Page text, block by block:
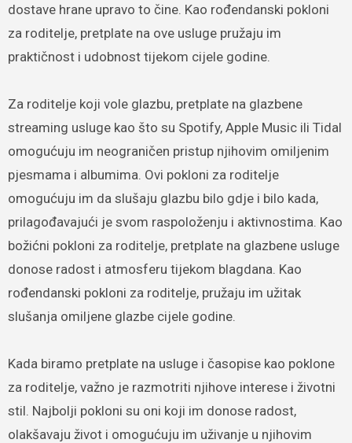
dostave hrane upravo to čine. Kao rođendanski pokloni
za roditelje, pretplate na ove usluge pružaju im
praktičnost i udobnost tijekom cijele godine.
Za roditelje koji vole glazbu, pretplate na glazbene
streaming usluge kao što su Spotify, Apple Music ili Tidal
omogućuju im neograničen pristup njihovim omiljenim
pjesmama i albumima. Ovi pokloni za roditelje
omogućuju im da slušaju glazbu bilo gdje i bilo kada,
prilagođavajući je svom raspoloženju i aktivnostima. Kao
božićni pokloni za roditelje, pretplate na glazbene usluge
donose radost i atmosferu tijekom blagdana. Kao
rođendanski pokloni za roditelje, pružaju im užitak
slušanja omiljene glazbe cijele godine.
Kada biramo pretplate na usluge i časopise kao poklone
za roditelje, važno je razmotriti njihove interese i životni
stil. Najbolji pokloni su oni koji im donose radost,
olakšavaju život i omogućuju im uživanje u njihovim